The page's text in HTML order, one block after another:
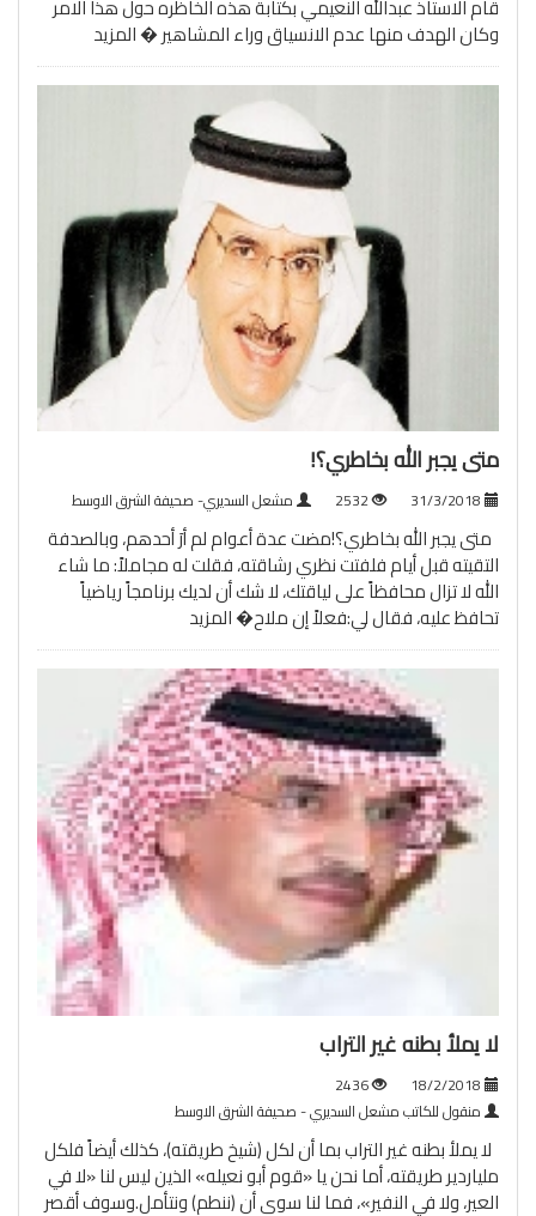
قام الاستاذ عبدالله النعيمي بكتابة هذه الخاظره حول هذا الامر
وكان الهدف منها عدم الانسياق وراء المشاهير �المزيد
متى يجبر الله بخاطري؟!
2532 مشعل السديري- صحيفة الشرق الاوسط
متى يجبر الله بخاطري؟!مضت عدة أعوام لم أرَ أحدهم، وبالصدفة
التقيته قبل أيام فلفتت نظري رشاقته، فقلت له مجاملاً: ما شاء
الله لا تزال محافظاً على لياقتك، لا شك أن لديك برنامجاً رياضياً
تحافظ عليه، فقال لي:فعلاً إن ملاح�المزيد
لا يملأ بطنه غير التراب
2436
منقول للكاتب مشعل السديري - صحيفة الشرق الاوسط
لا يملأ بطنه غير التراب بما أن لكل (شيخ طريقته)، كذلك أيضاً فلكل
ملياردير طريقته، أما نحن يا «قوم أبو نعيله» الذين ليس لنا «لا في
العير، ولا في النفير»، فما لنا سوى أن (ننطم) ونتأمل.وسوف أقصر